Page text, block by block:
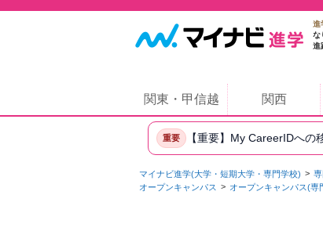
進
な
進
関東・甲信越 関西
重要 【重要】My CareerIDへの
マイナビ進学(大学・短期大学・専門学校)
オープンキャンパス
オープンキャンパス(専